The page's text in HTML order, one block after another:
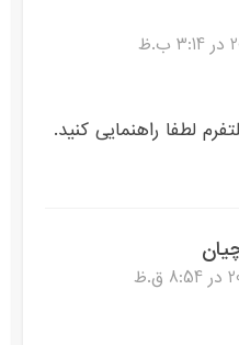
لطفا راهنمایی کنید.